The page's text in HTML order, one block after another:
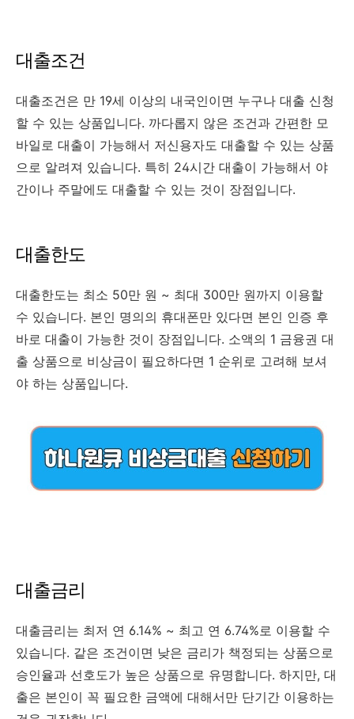
대출조건
대출조건은 만 19세 이상의 내국인이면 누구나 대출 신청
할 수 있는 상품입니다. 까다롭지 않은 조건과 간편한 모
바일로 대출이 가능해서 저신용자도 대출할 수 있는 상품
으로 알려져 있습니다. 특히 24시간 대출이 가능해서 야
간이나 주말에도 대출할 수 있는 것이 장점입니다.
대출한도
대출한도는 최소 50만 원 ~ 최대 300만 원까지 이용할
수 있습니다. 본인 명의의 휴대폰만 있다면 본인 인증 후
바로 대출이 가능한 것이 장점입니다. 소액의 1 금융권 대
출 상품으로 비상금이 필요하다면 1 순위로 고려해 보셔
야 하는 상품입니다.
대출금리
대출금리는 최저 연 6.14% ~ 최고 연 6.74%로 이용할 수
있습니다. 같은 조건이면 낮은 금리가 책정되는 상품으로
승인율과 선호도가 높은 상품으로 유명합니다. 하지만, 대
출은 본인이 꼭 필요한 금액에 대해서만 단기간 이용하는